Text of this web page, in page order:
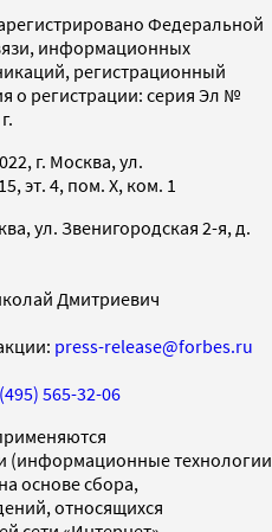
Федеральной
информационных
регистрационный
о регистрации: серия Эл №
г. Москва, ул.
эт. 4, пом. X, ком. 1
ул. Звенигородская 2-я, д.
Дмитриевич
press-release@forbes.ru
565-32-06
(информационные технологии
основе сбора,
относящихся